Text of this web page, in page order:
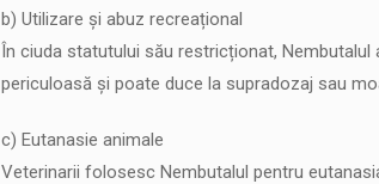
b) Utilizare și abuz recreațional
În ciuda statutului său restricționat,
periculoasă și poate duce la supradozaj sau
c) Eutanasie animale
Veterinarii folosesc Nembutalul pentru